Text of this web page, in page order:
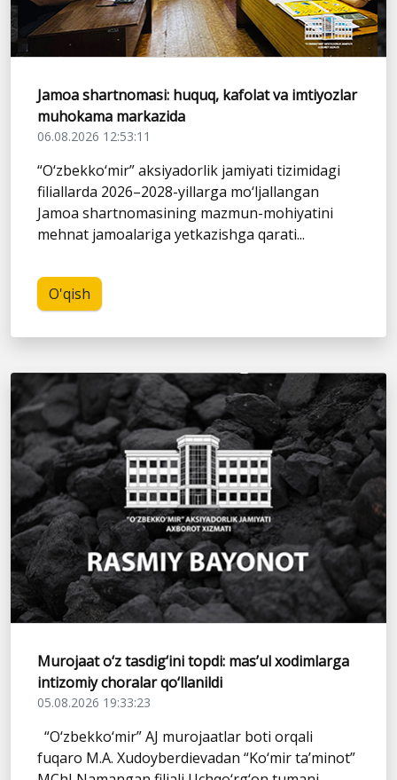
Jamoa shartnomasi: huquq, kafolat va imtiyozlar
muhokama markazida
06.08.2026 12:53:11
“O‘zbekko‘mir” aksiyadorlik jamiyati tizimidagi
filiallarda 2026–2028-yillarga mo‘ljallangan
Jamoa shartnomasining mazmun-mohiyatini
mehnat jamoalariga yetkazishga qarati...
O'qish
Murojaat o‘z tasdig‘ini topdi: mas’ul xodimlarga
intizomiy choralar qo‘llanildi
05.08.2026 19:33:23
“O‘zbekko‘mir” AJ murojaatlar boti orqali
fuqaro M.A. Xudoyberdievadan “Ko‘mir ta’minot”